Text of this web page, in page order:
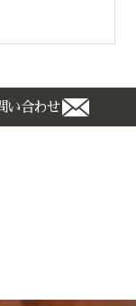
い合わせ